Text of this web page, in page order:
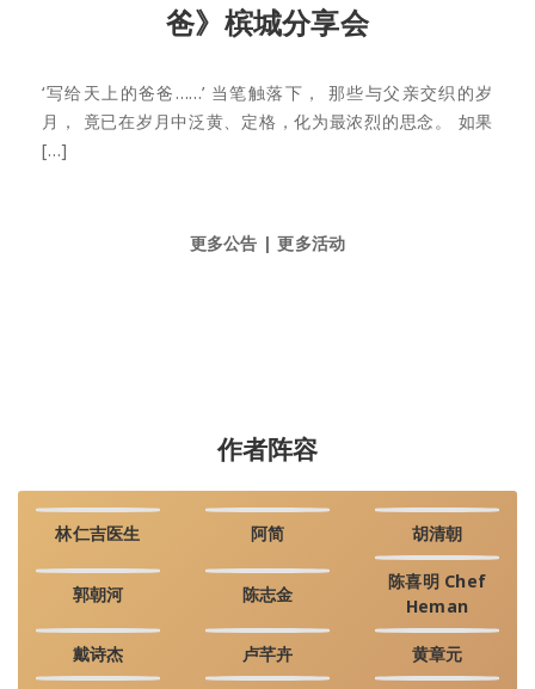
爸》槟城分享会
‘写给天上的爸爸……’ 当笔触落下， 那些与父亲交织的岁
月， 竟已在岁月中泛黄、定格，化为最浓烈的思念。 如果
[…]
更多公告 |更多活动
作者阵容
林仁吉医生 阿简 胡清朝
郭朝河 陈志金
陈喜明 Chef
Heman
戴诗杰 卢芊卉 黄章元